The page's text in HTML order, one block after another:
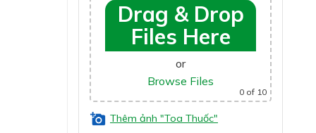
Drag & Drop
Files Here
or
Browse Files
0 of 10
Thêm ảnh "Toa Thuốc"